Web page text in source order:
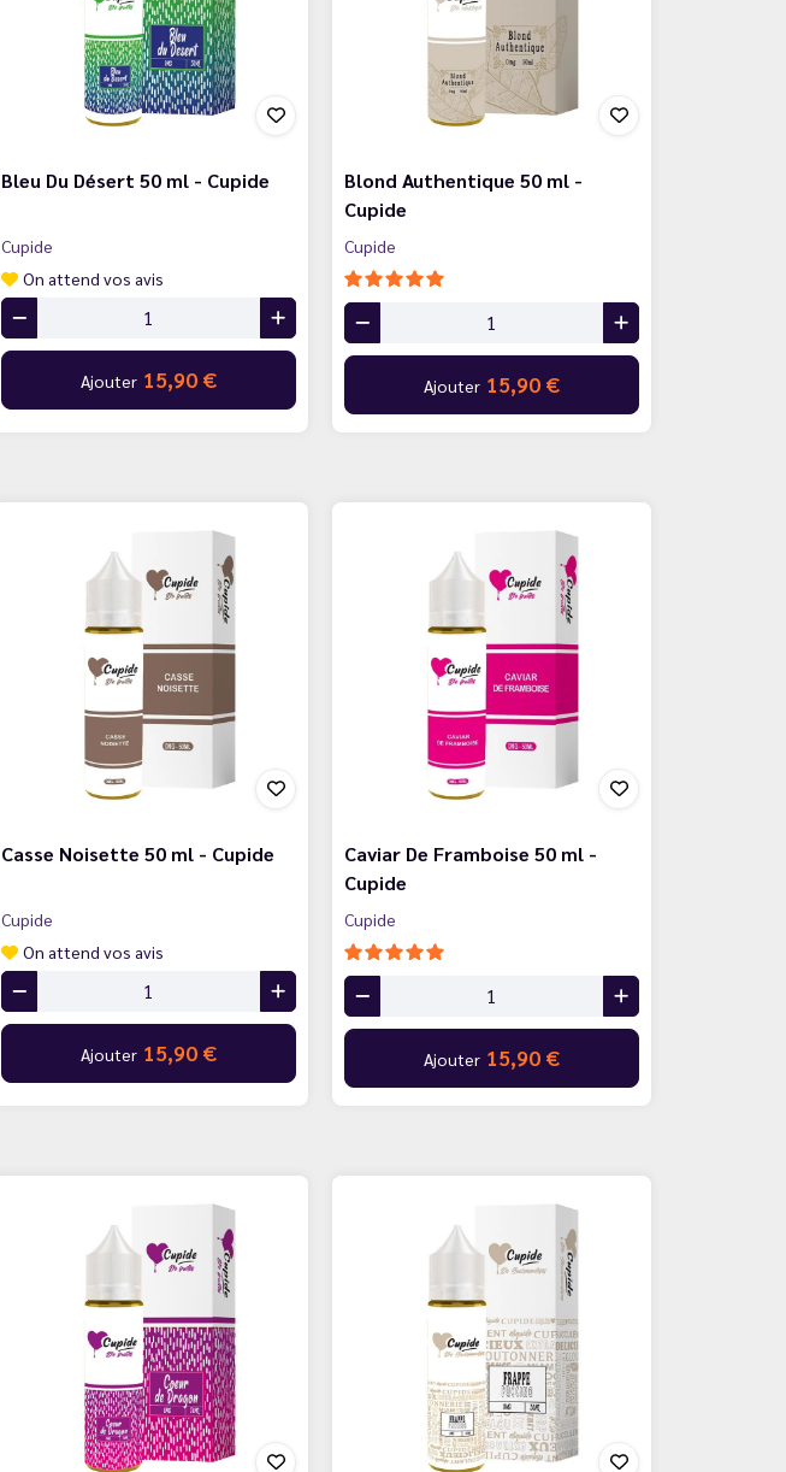
Bleu Du Désert 50 ml - Cupide
Cupide
On attend vos avis
Ajouter 15,90 €
Blond Authentique 50 ml -
Cupide
Cupide
Ajouter 15,90 €
Casse Noisette 50 ml - Cupide
Cupide
On attend vos avis
Ajouter 15,90 €
Caviar De Framboise 50 ml -
Cupide
Cupide
Ajouter 15,90 €